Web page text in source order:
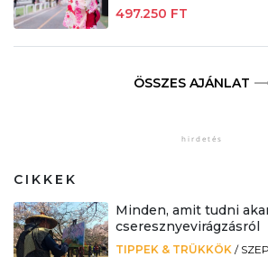
497.250 FT
ÖSSZES AJÁNLAT
CIKKEK
Minden, amit tudni
cseresznyevirágzásról
TIPPEK & TRÜKKÖK /